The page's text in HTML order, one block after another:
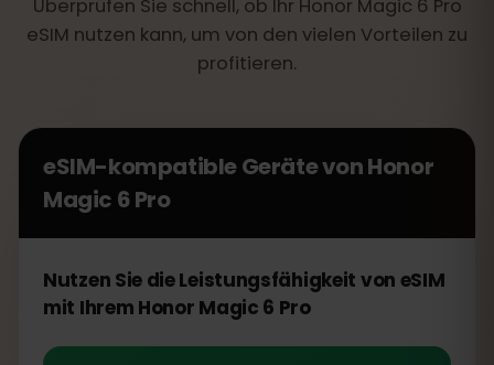
Überprüfen Sie schnell, ob Ihr Honor Magic 6 Pro
eSIM nutzen kann, um von den vielen Vorteilen zu
profitieren.
eSIM-kompatible Geräte vonHonor
Magic 6 Pro
Nutzen Sie die Leistungsfähigkeit von eSIM
mit Ihrem Honor Magic 6 Pro